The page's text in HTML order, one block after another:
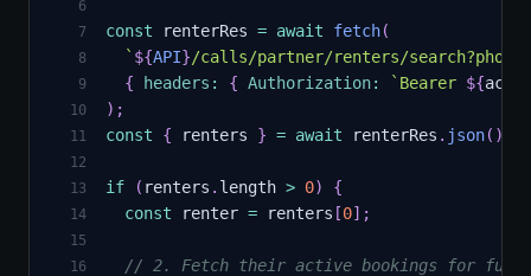
6
7
const renterRes = await fetch(
8 ` ${API}/calls/partner/renters/search?phone=
9 { headers : { Authorization: ` Bearer ${
10 ) ;
11 const { renters } = await renterRes . json( )
12
13
if ( renters . length > 0) {
14 const renter = renters [0] ;
15
16
// 2. Fetch their active bookings for full